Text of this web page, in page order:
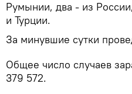
Румынии, два - из
и Турции.
За минувшие сутки
Общее число случаев
379 572.